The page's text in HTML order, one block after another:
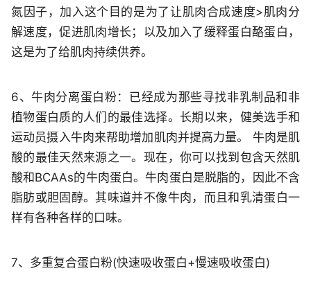
氮因子，加入这个目的是为了让肌肉合成速度>肌肉分
解速度，促进肌肉增长；以及加入了缓释蛋白酪蛋白，
这是为了给肌肉持续供养。
6、牛肉分离蛋白粉：已经成为那些寻找非乳制品和非
植物蛋白质的人们的最佳选择。长期以来，健美选手和
运动员摄入牛肉来帮助增加肌肉并提高力量。 牛肉是肌
酸的最佳天然来源之一。现在，你可以找到包含天然肌
酸和BCAAs的牛肉蛋白。牛肉蛋白是脱脂的，因此不含
脂肪或胆固醇。其味道并不像牛肉，而且和乳清蛋白一
样有各种各样的口味。
7、多重复合蛋白粉(快速吸收蛋白+慢速吸收蛋白)